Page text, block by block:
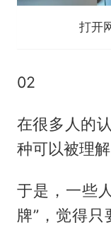
打开
02
在很多人的
种可以被理解
于是，一些
牌”，觉得